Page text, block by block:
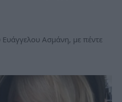
Ασμάνη, με πέντε